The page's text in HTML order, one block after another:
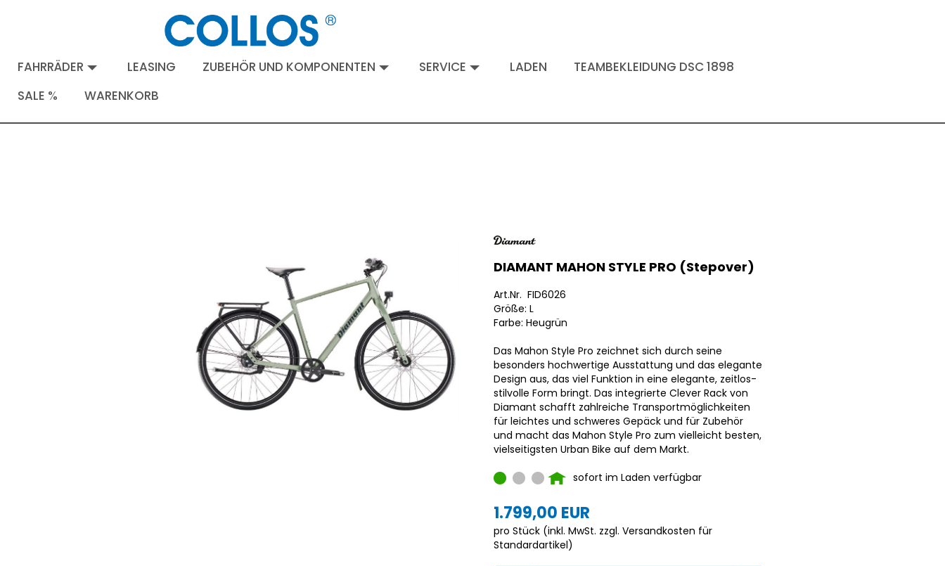
FAHRRÄDER LEASING ZUBEHÖR UND KOMPONENTEN SERVICE LADEN
TEAMBEKLEIDUNG DSC 1898
SALE %
WARENKORB
DIAMANT MAHON STYLE PRO (Stepover)
Art.Nr. FID6026
Größe: L
Farbe: Heugrün
Das Mahon Style Pro zeichnet sich durch seine
besonders hochwertige Ausstattung und das elegante
Design aus, das viel Funktion in eine elegante, zeitlos-
stilvolle Form bringt. Das integrierte Clever Rack von
Diamant schafft zahlreiche Transportmöglichkeiten
für leichtes und schweres Gepäck und für Zubehör
und macht das Mahon Style Pro zum vielleicht besten,
vielseitigsten Urban Bike auf dem Markt.
sofort im Laden verfügbar
1.799,00 EUR
pro Stück (inkl. MwSt. zzgl. Versandkosten für
Standardartikel)